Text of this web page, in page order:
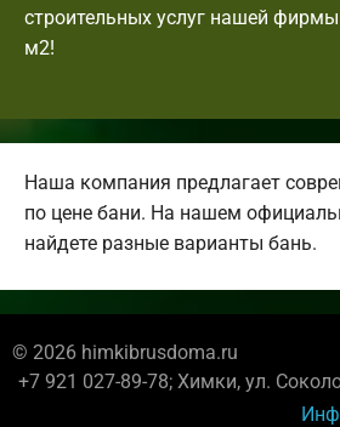
строительных услуг нашей фирмы
м2!
Наша компания предлагает
по цене бани. На нашем
найдете разные варианты бань.
© 2026 himkibrusdoma.ru
+7 921 027-89-78; Химки, ул.